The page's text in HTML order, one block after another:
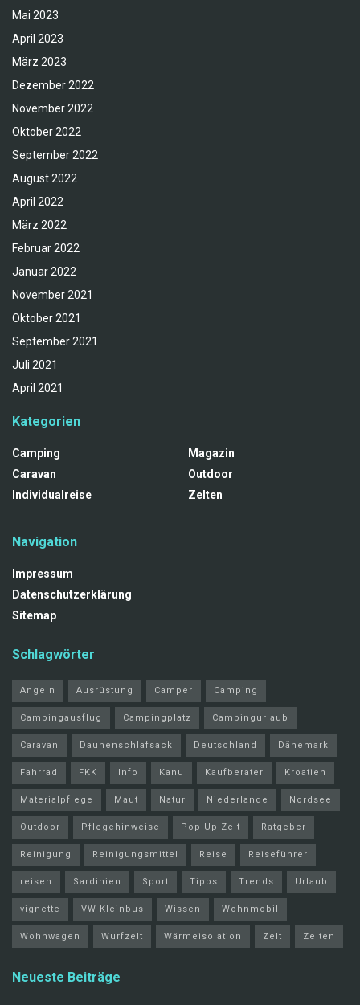
Mai 2023
April 2023
März 2023
Dezember 2022
November 2022
Oktober 2022
September 2022
August 2022
April 2022
März 2022
Februar 2022
Januar 2022
November 2021
Oktober 2021
September 2021
Juli 2021
April 2021
Kategorien
Camping
Caravan
Individualreise
Magazin
Outdoor
Zelten
Navigation
Impressum
Datenschutzerklärung
Sitemap
Schlagwörter
Angeln Ausrüstung Camper Camping
Campingausflug Campingplatz Campingurlaub
Caravan Daunenschlafsack Deutschland Dänemark
Fahrrad FKK Info Kanu Kaufberater Kroatien
Materialpflege Maut Natur Niederlande Nordsee
Outdoor Pflegehinweise Pop Up Zelt Ratgeber
Reinigung Reinigungsmittel Reise Reiseführer
reisen Sardinien Sport Tipps Trends Urlaub
vignette VW Kleinbus Wissen Wohnmobil
Wohnwagen Wurfzelt Wärmeisolation Zelt Zelten
Neueste Beiträge